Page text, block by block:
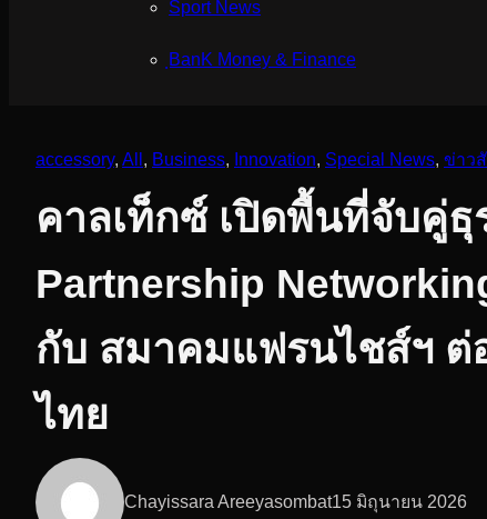
Sport News
ฺBanK Money & Finance
accessory, All , Business, Innovation, Special News, ข่าว
คาลเท็กซ์ เปิดพื้นที่จับคู่ธุ
Partnership
กับ สมาคมแฟรนไชส์ฯ ต่
ไทย
Chayissara Areeyasombat15 มิถุนายน 2026